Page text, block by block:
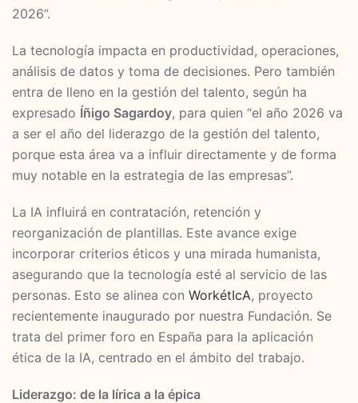
2026”.
La tecnología impacta en productividad, operaciones,
análisis de datos y toma de decisiones. Pero también
entra de lleno en la gestión del talento, según ha
expresado Íñigo Sagardoy, para quien “el año 2026 va
a ser el año del liderazgo de la gestión del talento,
porque esta área va a influir directamente y de forma
muy notable en la estrategia de las empresas”.
La IA influirá en contratación, retención y
reorganización de plantillas. Este avance exige
incorporar criterios éticos y una mirada humanista,
asegurando que la tecnología esté al servicio de las
personas. Esto se alinea con WorkétIcA, proyecto
recientemente inaugurado por nuestra Fundación. Se
trata del primer foro en España para la aplicación
ética de la IA, centrado en el ámbito del trabajo.
Liderazgo: de la lírica a la épica